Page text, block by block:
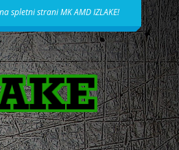
spletni strani MK AMD IZLAKE!